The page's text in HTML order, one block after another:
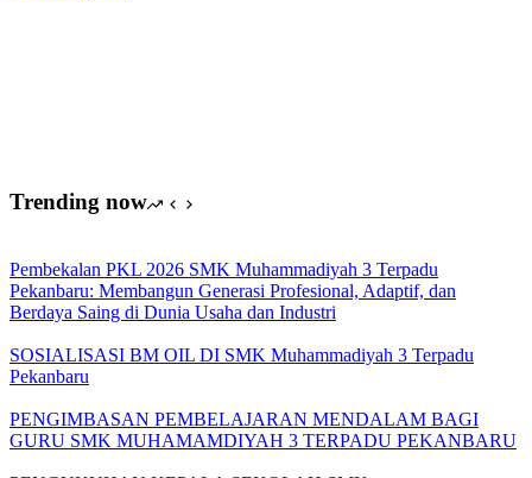
Trending now
Pembekalan PKL 2026 SMK Muhammadiyah 3 Terpadu
Pekanbaru: Membangun Generasi Profesional, Adaptif, dan
Berdaya Saing di Dunia Usaha dan Industri
SOSIALISASI BM OIL DI SMK Muhammadiyah 3 Terpadu
Pekanbaru
PENGIMBASAN PEMBELAJARAN MENDALAM BAGI
GURU SMK MUHAMAMDIYAH 3 TERPADU PEKANBARU